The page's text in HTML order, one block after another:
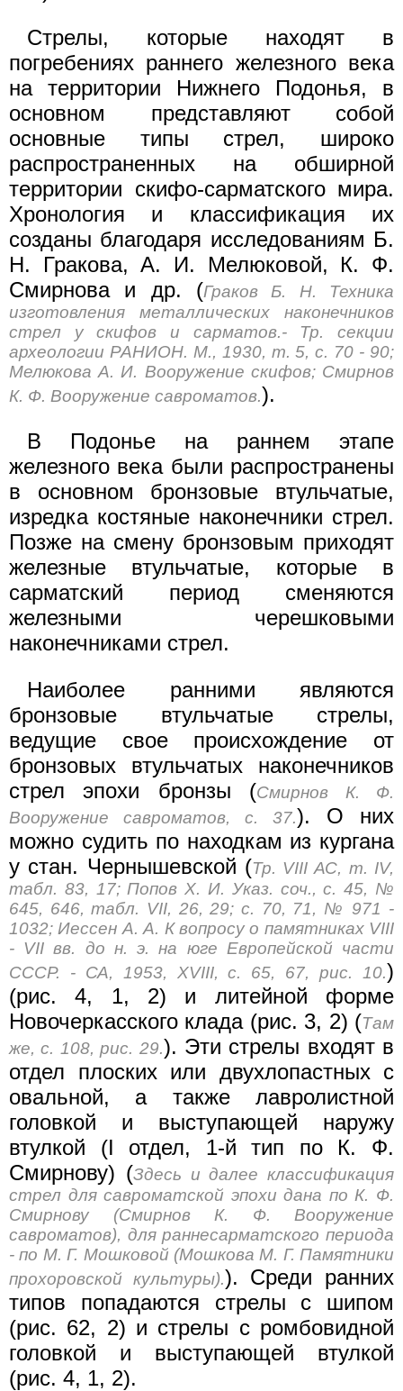
Стрелы, которые находят в
погребениях раннего железного века
на территории Нижнего Подонья, в
основном представляют собой
основные типы стрел, широко
распространенных на обширной
территории скифо-сарматского мира.
Хронология и классификация их
созданы благодаря исследованиям Б.
Н. Гракова, А. И. Мелюковой, К. Ф.
Смирнова и др. (Граков Б. Н. Техника
изготовления металлических наконечников
стрел у скифов и сарматов.- Тр. секции
археологии РАНИОН. М., 1930, т. 5, с. 70 - 90;
Мелюкова А. И. Вооружение скифов; Смирнов
К. Ф. Вооружение савроматов.).
В Подонье на раннем этапе
железного века были распространены
в основном бронзовые втульчатые,
изредка костяные наконечники стрел.
Позже на смену бронзовым приходят
железные втульчатые, которые в
сарматский период сменяются
железными черешковыми
наконечниками стрел.
Наиболее ранними являются
бронзовые втульчатые стрелы,
ведущие свое происхождение от
бронзовых втульчатых наконечников
стрел эпохи бронзы (Смирнов К. Ф.
Вооружение савроматов, с. 37.). О них
можно судить по находкам из кургана
у стан. Чернышевской (Тр. VIII АС, т. IV,
табл. 83, 17; Попов X. И. Указ. соч., с. 45, №
645, 646, табл. VII, 26, 29; с. 70, 71, № 971 -
1032; Иессен А. А. К вопросу о памятниках VIII
- VII вв. до н. э. на юге Европейской части
СССР. - СА, 1953, XVIII, с. 65, 67, рис. 10.)
(рис. 4, 1, 2) и литейной форме
Новочеркасского клада (рис. 3, 2) (Там
же, с. 108, рис. 29.). Эти стрелы входят в
отдел плоских или двухлопастных с
овальной, а также лавролистной
головкой и выступающей наружу
втулкой (I отдел, 1-й тип по К. Ф.
Смирнову) (Здесь и далее классификация
стрел для савроматской эпохи дана по К. Ф.
Смирнову (Смирнов К. Ф. Вооружение
савроматов), для раннесарматского периода
- по М. Г. Мошковой (Мошкова М. Г. Памятники
прохоровской культуры).). Среди ранних
типов попадаются стрелы с шипом
(рис. 62, 2) и стрелы с ромбовидной
головкой и выступающей втулкой
(рис. 4, 1, 2).